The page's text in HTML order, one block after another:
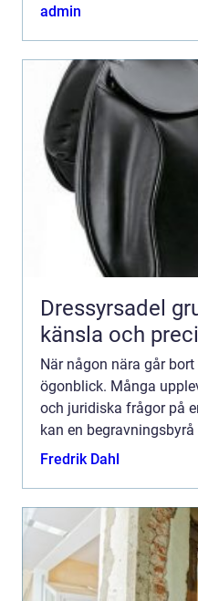
En erfaren
admin
Dressyrsadel grunden för balans,
känsla och
När någon nära går
ögonblick. Många
och juridiska frågor på
kan en
En erfaren
Fredrik Dahl